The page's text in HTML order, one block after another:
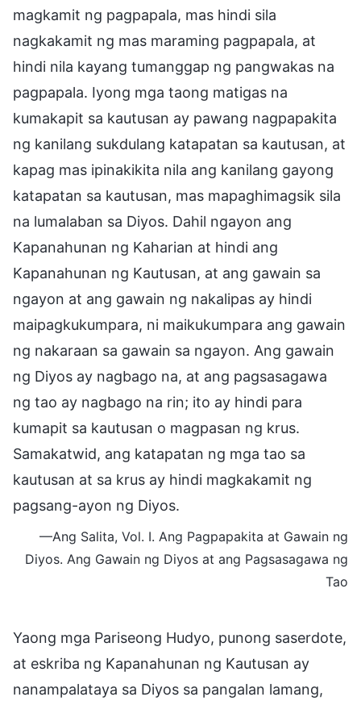
magkamit ng pagpapala, mas hindi sila
nagkakamit ng mas maraming pagpapala, at
hindi nila kayang tumanggap ng pangwakas na
pagpapala. Iyong mga taong matigas na
kumakapit sa kautusan ay pawang nagpapakita
ng kanilang sukdulang katapatan sa kautusan, at
kapag mas ipinakikita nila ang kanilang gayong
katapatan sa kautusan, mas mapaghimagsik sila
na lumalaban sa Diyos. Dahil ngayon ang
Kapanahunan ng Kaharian at hindi ang
Kapanahunan ng Kautusan, at ang gawain sa
ngayon at ang gawain ng nakalipas ay hindi
maipagkukumpara, ni maikukumpara ang gawain
ng nakaraan sa gawain sa ngayon. Ang gawain
ng Diyos ay nagbago na, at ang pagsasagawa
ng tao ay nagbago na rin; ito ay hindi para
kumapit sa kautusan o magpasan ng krus.
Samakatwid, ang katapatan ng mga tao sa
kautusan at sa krus ay hindi magkakamit ng
pagsang-ayon ng Diyos.
—Ang Salita, Vol. I. Ang Pagpapakita at Gawain ng
Diyos. Ang Gawain ng Diyos at ang Pagsasagawa ng
Tao
Yaong mga Pariseong Hudyo, punong saserdote,
at eskriba ng Kapanahunan ng Kautusan ay
nanampalataya sa Diyos sa pangalan lamang,